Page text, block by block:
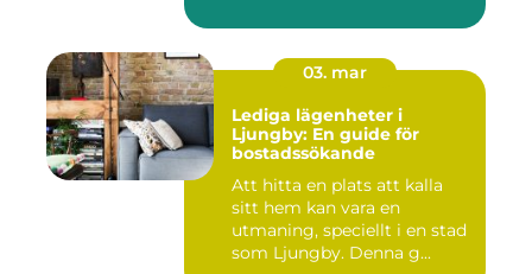
03. mar
Lediga lägenheter i
Ljungby: En guide för
bostadssökande
Att hitta en plats att kalla
sitt hem kan vara en
utmaning, speciellt i en stad
som Ljungby. Denna g...